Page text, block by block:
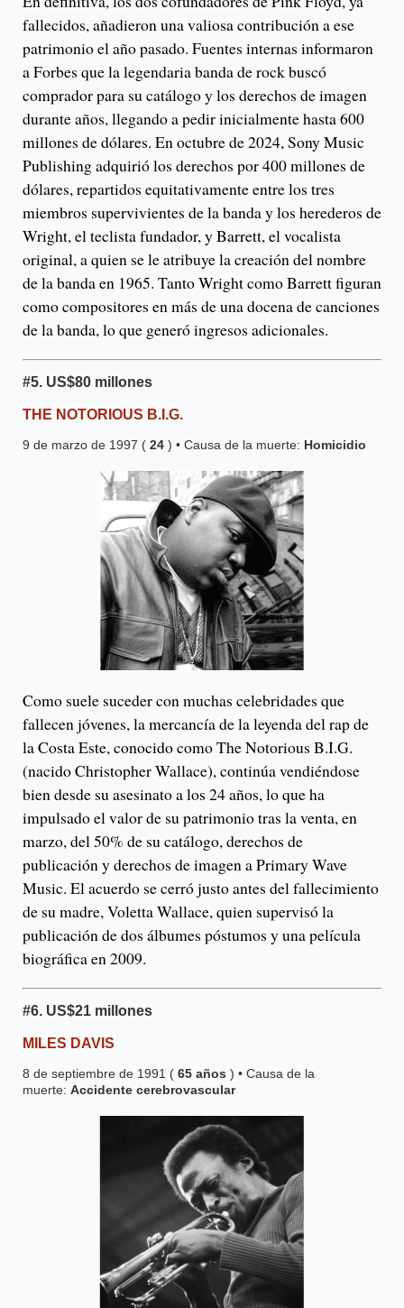
fallecidos, añadieron una valiosa contribución a ese
patrimonio el año pasado. Fuentes internas informaron
a Forbes que la legendaria banda de rock buscó
comprador para su catálogo y los derechos de imagen
durante años, llegando a pedir inicialmente hasta 600
millones de dólares. En octubre de 2024, Sony Music
Publishing adquirió los derechos por 400 millones de
dólares, repartidos equitativamente entre los tres
miembros supervivientes de la banda y los herederos de
Wright, el teclista fundador, y Barrett, el vocalista
original, a quien se le atribuye la creación del nombre
de la banda en 1965. Tanto Wright como Barrett figuran
como compositores en más de una docena de canciones
de la banda, lo que generó ingresos adicionales.
#5. US$80 millones
THE NOTORIOUS B.I.G.
9 de marzo de 1997 ( 24 ) • Causa de la muerte: Homicidio
Como suele suceder con muchas celebridades que
fallecen jóvenes, la mercancía de la leyenda del rap de
la Costa Este, conocido como The Notorious B.I.G.
(nacido Christopher Wallace), continúa vendiéndose
bien desde su asesinato a los 24 años, lo que ha
impulsado el valor de su patrimonio tras la venta, en
marzo, del 50% de su catálogo, derechos de
publicación y derechos de imagen a Primary Wave
Music. El acuerdo se cerró justo antes del fallecimiento
de su madre, Voletta Wallace, quien supervisó la
publicación de dos álbumes póstumos y una película
biográfica en 2009.
#6. US$21 millones
MILES DAVIS
8 de septiembre de 1991 ( 65 años ) • Causa de la
muerte: Accidente cerebrovascular